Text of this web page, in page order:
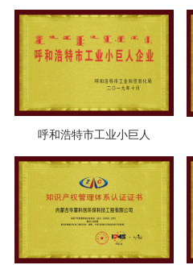
呼和浩特市工业小巨人